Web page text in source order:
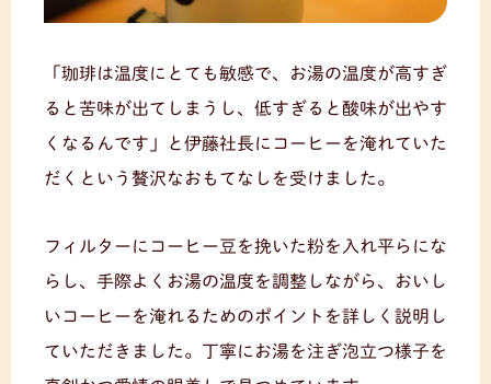
「珈琲は温度にとても敏感で、お湯の温度が高すぎ
ると苦味が出てしまうし、低すぎると酸味が出やす
くなるんです」と伊藤社長にコーヒーを淹れていた
だくという贅沢なおもてなしを受けました。
フィルターにコーヒー豆を挽いた粉を入れ平らにな
らし、手際よくお湯の温度を調整しながら、おいし
いコーヒーを淹れるためのポイントを詳しく説明し
ていただきました。丁寧にお湯を注ぎ泡立つ様子を